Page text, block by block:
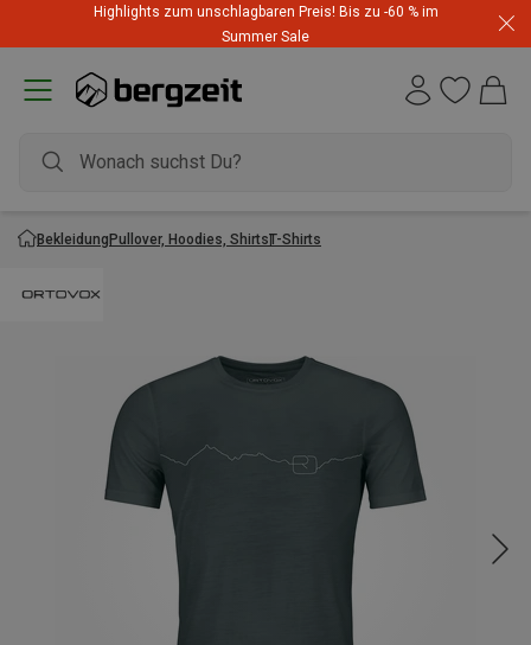
Highlights zum unschlagbaren Preis! Bis zu -60 % im
Summer Sale
BekleidungPullover, Hoodies, ShirtsT-Shirts